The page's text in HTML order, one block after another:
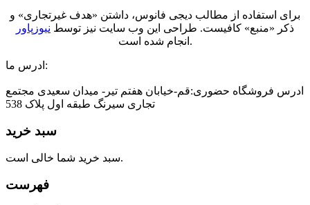
برای استفاده از مطالب دیجی فانوس، داشتن «هدف غیرتجاری» و
ذکر «منبع» کافیست. طراحی این وب سایت نیز توسط نیوزپاور
انجام شده است.
ادرس ما:
ادرس فروشگاه حضوری:قم-خیابان هفتم تیر- میدان سعیدی مجتمع
تجاری سیرنگ طبقه اول پلاک 538
سبد خرید
سبد خرید شما خالی است.
فهرست